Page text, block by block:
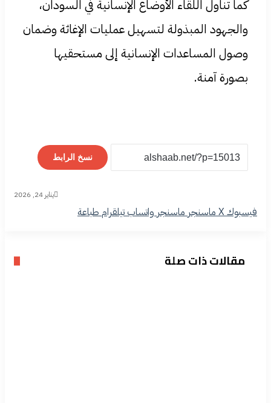
كما تناول اللقاء الأوضاع الإنسانية في السودان،
والجهود المبذولة لتسهيل عمليات الإغاثة وضمان
وصول المساعدات الإنسانية إلى مستحقيها
بصورة آمنة.
نسخ الرابط
يناير 24, 2026
فيسبوك‫Xماسنجر ماسنجر واتسابتيلقرامطباعة
مقالات ذات صلة